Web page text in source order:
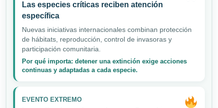
Las especies críticas reciben atención
específica
Nuevas iniciativas internacionales combinan protección
de hábitats, reproducción, control de invasoras y
participación comunitaria.
Por qué importa: detener una extinción exige acciones
continuas y adaptadas a cada especie.
EVENTO EXTREMO